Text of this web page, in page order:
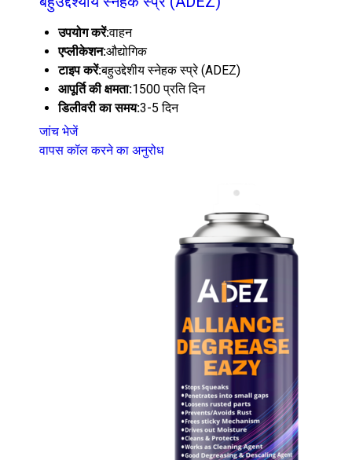
उपयोग करें:वाहन
एप्लीकेशन:औद्योगिक
टाइप करें:बहुउद्देशीय स्नेहक स्प्रे (ADEZ)
आपूर्ति की क्षमता:1500 प्रति दिन
डिलीवरी का समय:3-5 दिन
जांच भेजें
वापस कॉल करने का अनुरोध